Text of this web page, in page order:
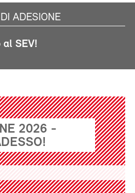
ADESIONE
SEV!
2026 -